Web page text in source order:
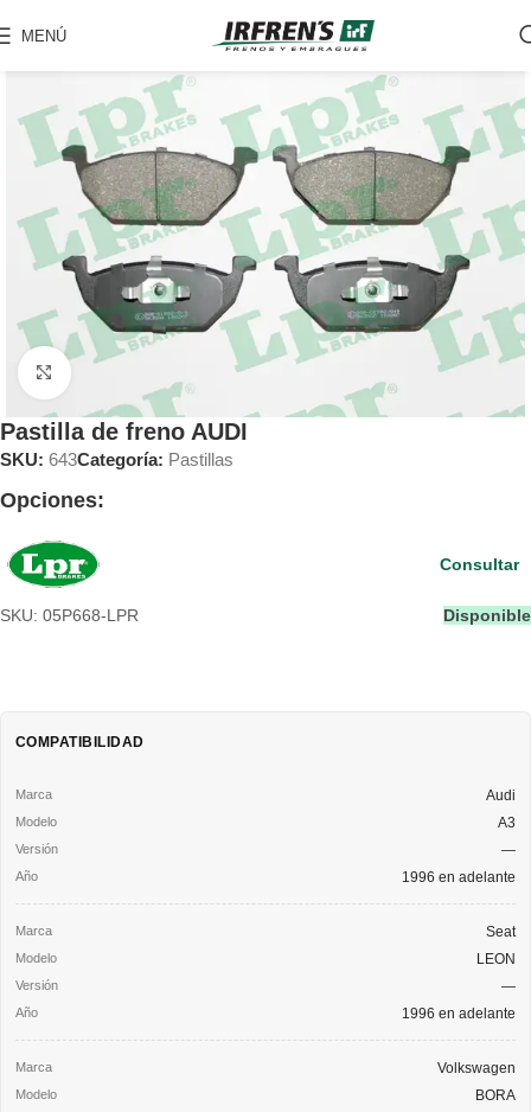
MENÚ
Pastilla de freno AUDI
SKU: 643Categoría: Pastillas
Opciones:
SKU: 05P668-LPR Disponible
Consultar
COMPATIBILIDAD
Audi
A3
—
1996 en adelante
Seat
LEON
—
1996 en adelante
Volkswagen
BORA